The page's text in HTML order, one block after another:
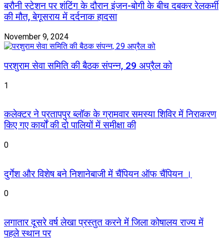
बरौनी स्टेशन पर शंटिंग के दौरान इंजन-बोगी के बीच दबकर रेलकर्मी
की मौत, बेगूसराय में दर्दनाक हादसा
November 9, 2024
परशुराम सेवा समिति की बैठक संपन्न, 29 अप्रैल को
1
कलेक्टर ने प्रतापपुर ब्लॉक के ग्रामवार समस्या शिविर में निराकरण
किए गए कार्यों की दो पालियों में समीक्षा की
0
दुर्गेश और विशेष बने निशानेबाजी में चैंपियन ऑफ चैंपियन ।
0
लगातार दूसरे वर्ष लेखा प्रस्तुत करने में जिला कोषालय राज्य में
पहले स्थान पर